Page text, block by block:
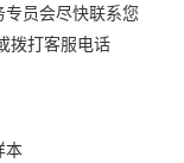
专员会尽快联系您
拨打客服电话
本